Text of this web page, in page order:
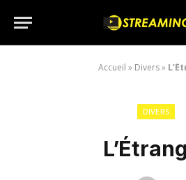
Accueil » Divers»
DIVERS